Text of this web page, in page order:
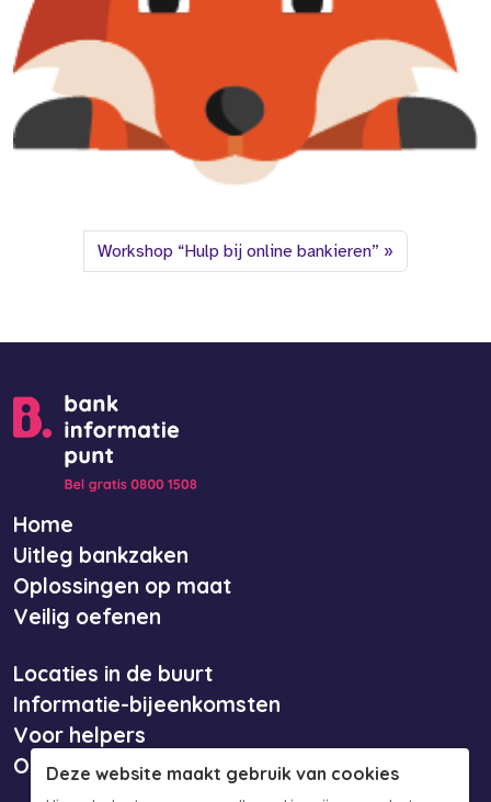
Workshop “Hulp bij online bankieren”
Home
Uitleg bankzaken
Oplossingen op maat
Veilig oefenen
Locaties in de buurt
Informatie-bijeenkomsten
Voor helpers
Over ons
Deze website maakt gebruik van cookies